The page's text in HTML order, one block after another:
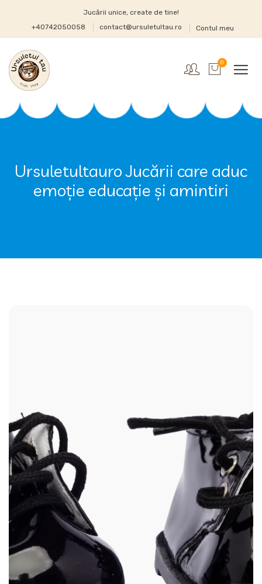
Jucării unice, create de tine!
+40742050058
contact@ursuletultau.ro Contul meu
0
Ursuletultauro Jucării care aduc
emoție educație și amintiri